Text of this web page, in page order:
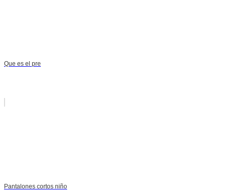
Que es el pre
Pantalones cortos niño